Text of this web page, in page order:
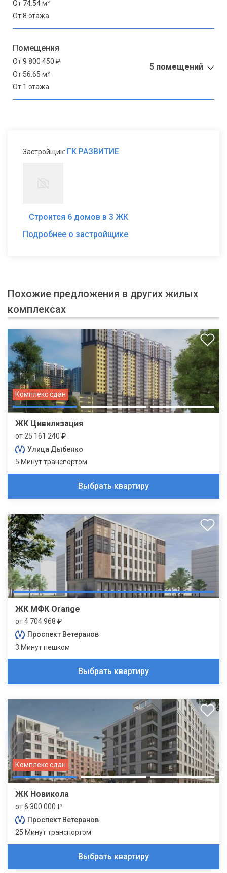
От 74.54 м²
От 8 этажа
Помещения
От 9 800 450 ₽
От 56.65 м²
От 1 этажа
5 помещений
Застройщик: ГК РАЗВИТИЕ
Строится 6 домов в 3 ЖК
Подробнее о застройщике
Похожие предложения в других жилых
комплексах
Комплекс сдан
ЖК Цивилизация
от 25 161 240 ₽
Улица Дыбенко
5 Минут транспортом
Выбрать квартиру
ЖК МФК Orange
от 4 704 968 ₽
Проспект Ветеранов
3 Минут пешком
Выбрать квартиру
Комплекс сдан
ЖК Новикола
от 6 300 000 ₽
Проспект Ветеранов
25 Минут транспортом
Выбрать квартиру